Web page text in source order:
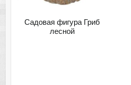
Садовая фигура Гриб
лесной